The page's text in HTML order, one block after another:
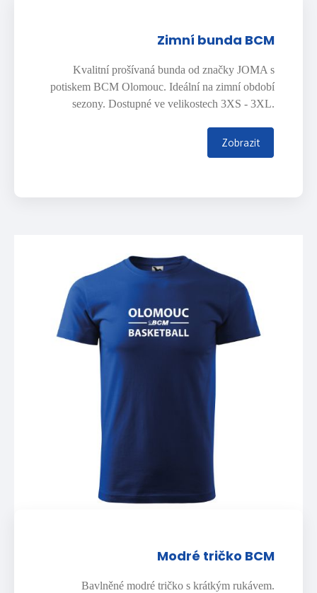
Zimní bunda BCM
Kvalitní prošívaná bunda od značky JOMA s
potiskem BCM Olomouc. Ideální na zimní období
sezony. Dostupné ve velikostech 3XS - 3XL.
Zobrazit
Modré tričko BCM
Bavlněné modré tričko s krátkým rukávem.